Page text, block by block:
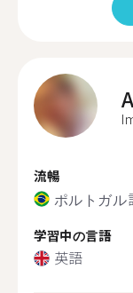
流暢
ポルトガル
学習中の言語
英語